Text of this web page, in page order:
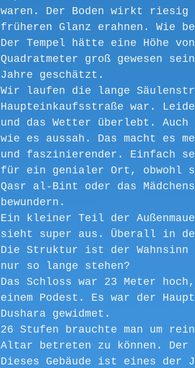
waren. Der Boden wirkt riesig
früheren Glanz erahnen. Wie
Der Tempel hätte eine Höhe
Quadratmeter groß gewesen
Jahre geschätzt.
Wir laufen die lange
Haupteinkaufsstraße war.
und das Wetter überlebt.
wie es aussah. Das macht es
und faszinierender. Einfach
für ein genialer Ort, obwohl
Qasr al-Bint oder das
bewundern.
Ein kleiner Teil der
sieht super aus. Überall in
Die Struktur ist der Wahnsinn
nur so lange stehen?
Das Schloss war 23 Meter
einem Podest. Es war der
Dushara gewidmet.
26 Stufen brauchte man um
Altar betreten zu können.
Dieses Gebäude ist eines der